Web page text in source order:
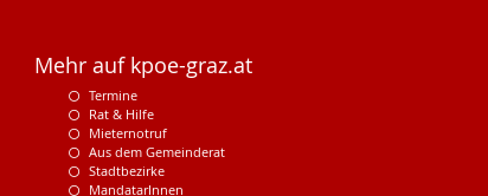
Mehr auf kpoe-graz.at
Termine
Rat & Hilfe
Mieternotruf
Aus dem Gemeinderat
Stadtbezirke
MandatarInnen